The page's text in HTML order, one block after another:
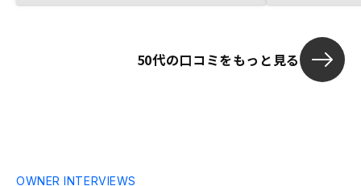
50代の口コミをもっと見る
OWNER INTERVIEWS